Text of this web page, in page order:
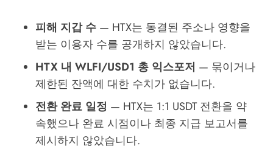
피해 지갑 수— HTX는 동결된 주소나 영향을
받는 이용자 수를 공개하지 않았습니다.
HTX 내 WLFI/USD1 총 익스포저 — 묶이거나
제한된 잔액에 대한 수치가 없습니다.
전환 완료 일정 — HTX는 1:1 USDT 전환을 약
속했으나 완료 시점이나 최종 지급 보고서를
제시하지 않았습니다.